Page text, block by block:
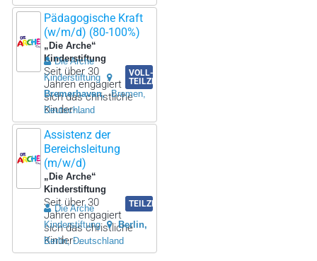
Pädagogische Kraft
(w/m/d) (80-100%)
„Die Arche“
Kinderstiftung
VOLL-/
TEILZEIT
Seit über 30
Jahren engagiert
sich das christliche
Kinder- ..
Die Arche
Kinderstiftung
Bremerhaven
Bremen,
Deutschland
Assistenz der
Bereichsleitung
(m/w/d)
„Die Arche“
Kinderstiftung
TEILZEIT
Seit über 30
Jahren engagiert
sich das christliche
Kinder- ..
Die Arche
Kinderstiftung
Berlin
Berlin, Deutschland